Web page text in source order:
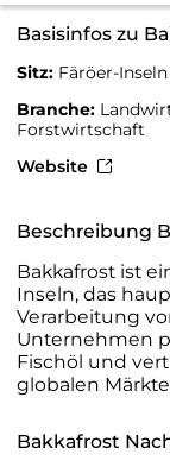
Basisinfos zu
Sitz: Färöer-Inseln
Branche:
Forstwirtschaft
Website
Beschreibung
Bakkafrost ist
Inseln, das
Verarbeitung
Unternehmen
Fischöl und
globalen
Bakkafrost